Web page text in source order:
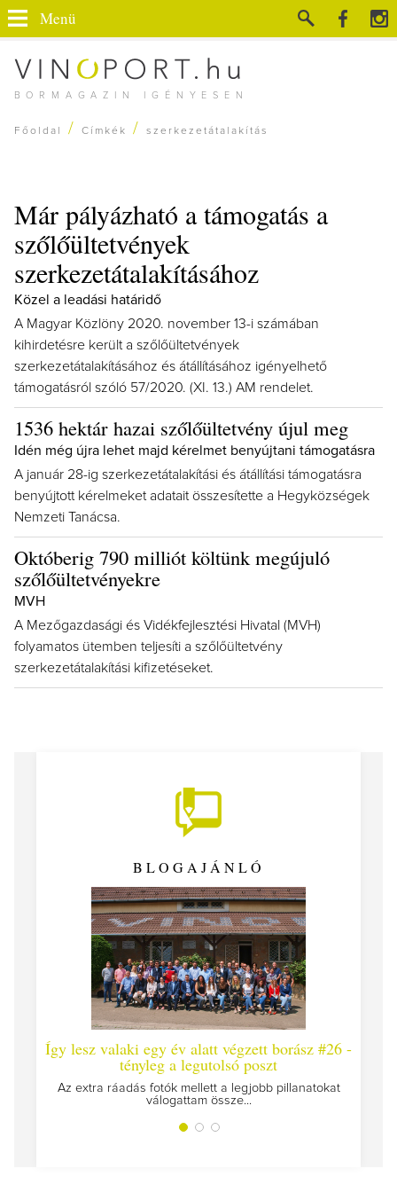
BORMAGAZIN IGÉNYESEN
Menü
Főoldal / Címkék / szerkezetátalakítás
Már pályázható a támogatás a
szőlőültetvények
szerkezetátalakításához
Közel a leadási határidő
A Magyar Közlöny 2020. november 13-i számában
kihirdetésre került a szőlőültetvények
szerkezetátalakításához és átállításához igényelhető
támogatásról szóló 57/2020. (XI. 13.) AM rendelet.
1536 hektár hazai szőlőültetvény újul meg
Idén még újra lehet majd kérelmet benyújtani támogatásra
A január 28-ig szerkezetátalakítási és átállítási támogatásra
benyújtott kérelmeket adatait összesítette a Hegyközségek
Nemzeti Tanácsa.
Októberig 790 milliót költünk megújuló
szőlőültetvényekre
MVH
A Mezőgazdasági és Vidékfejlesztési Hivatal (MVH)
folyamatos ütemben teljesíti a szőlőültetvény
szerkezetátalakítási kifizetéseket.
BLOGAJÁNLÓ
Így lesz valaki egy év alatt végzett borász #26 -
tényleg a legutolsó poszt
Az extra ráadás fotók mellett a legjobb pillanatokat
válogattam össze...